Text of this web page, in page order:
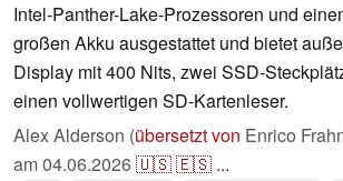
Intel-Panther-Lake-Prozessoren und
großen Akku ausgestattet und bietet
Display mit 400 Nits, zwei SSD-
einen vollwertigen SD-Kartenleser.
Alex Alderson (übersetzt von Enrico
am04.06.2026🇺🇸🇪🇸 ...